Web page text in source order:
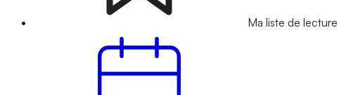
Ma liste de lecture